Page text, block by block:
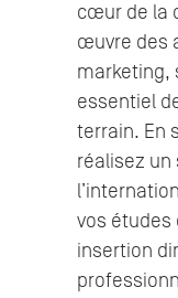
cœur de la
œuvre des
marketing,
essentiel
terrain. En
réalisez un
vos études
insertion